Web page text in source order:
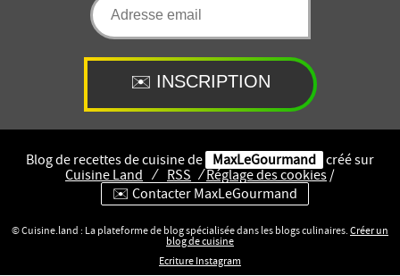
Blog de recettes de cuisine de MaxLeGourmand
créé sur
Cuisine Land ⁄ RSS ⁄ Réglage des cookies /
✉️ Contacter MaxLeGourmand
© Cuisine.land : La plateforme de blog spécialisée dans les blogs culinaires. Créer un
blog de cuisine
Ecriture Instagram